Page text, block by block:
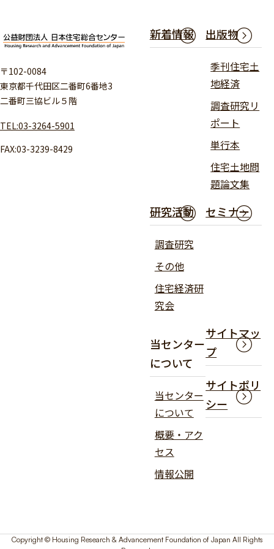
〒102-0084
東京都千代田区二番町6番地3
二番町三協ビル５階
TEL:03-3264-5901
FAX:03-3239-8429
新着情報 出版物
季刊住宅土
地経済
調査研究リ
ポート
単行本
住宅土地問
題論文集
研究活動
調査研究
その他
住宅経済研
究会
セミナー
当センター
について
当センター
について
概要・アク
セス
情報公開
サイトマッ
プ
サイトポリ
シー
Copyright © Housing Research & Advancement Foundation of Japan All Rights